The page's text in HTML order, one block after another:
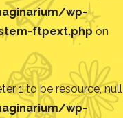
wp-
ftpext.php on
1 to be resource, null
wp-